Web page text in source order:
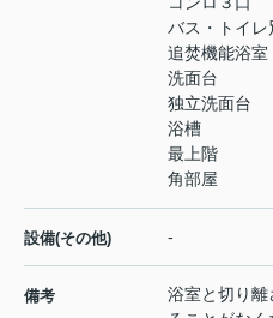
バス・トイレ
追焚機能浴室
洗面台
独立洗面台
浴槽
最上階
角部屋
設備(その他) -
備考
浴室と切り